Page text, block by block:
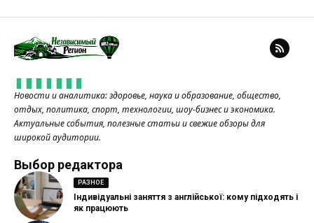
Новости и аналитика: здоровье, наука и образование, общество,
отдых, политика, спорт, технологии, шоу-бизнес и экономика.
Актуальные события, полезные статьи и свежие обзоры для
широкой аудитории.
Выбор редактора
РАЗНОЕ
Індивідуальні заняття з англійської: кому підходять і
як працюють